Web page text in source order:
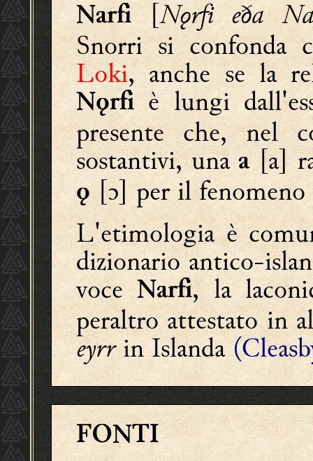
Narfi[Nǫrfi eða
Snorri si
Loki, anche se la
Nǫrfiè lungi
presente che, nel
sostantivi, unaa[a]
ǫ[ɔ] per il fenomeno
L'etimologia è
dizionario antico-
voceNarfi, la
peraltro attestato in
eyrrin Islanda
FONTI